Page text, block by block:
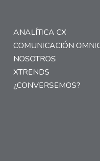
ANALÍTICA CX
COMUNICACIÓN
NOSOTROS
XTRENDS
¿CONVERSEMOS?